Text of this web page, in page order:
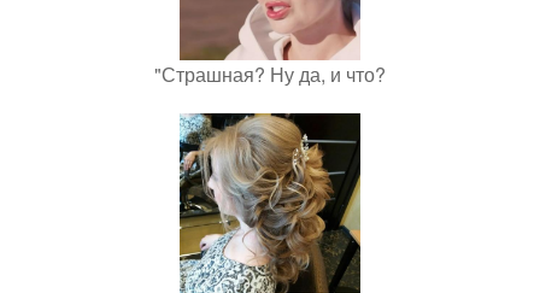
"Страшная? Ну да, и что?